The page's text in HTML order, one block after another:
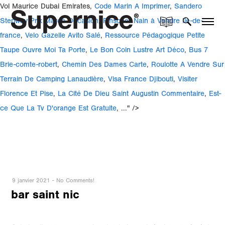
Vol Maurice Dubai Emirates, Code Marin A Imprimer, Sandero
Stepway Prix Maroc Occasion, Pinscher Nain à Vendre Ile-de-
france, Velo Gazelle Avito Salé, Ressource Pédagogique Petite
Taupe Ouvre Moi Ta Porte, Le Bon Coin Lustre Art Déco, Bus 7
Brie-comte-robert, Chemin Des Dames Carte, Roulotte A Vendre Sur
Terrain De Camping Lanaudière, Visa France Djibouti, Visiter
Florence Et Pise, La Cité De Dieu Saint Augustin Commentaire, Est-
ce Que La Tv D'orange Est Gratuite, ..." />
9 janvier 2021 - No Comments!
bar saint nic